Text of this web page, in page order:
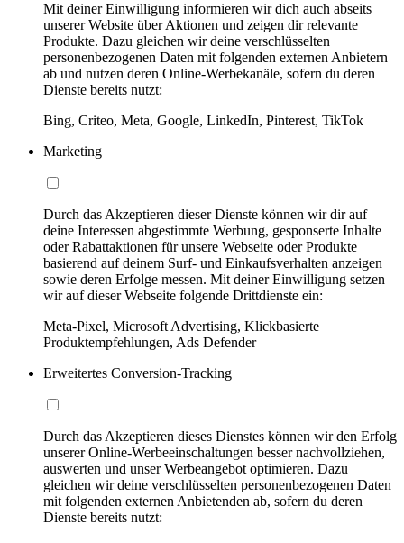
Mit deiner Einwilligung informieren wir dich auch abseits
unserer Website über Aktionen und zeigen dir relevante
Produkte. Dazu gleichen wir deine verschlüsselten
personenbezogenen Daten mit folgenden externen Anbietern
ab und nutzen deren Online-Werbekanäle, sofern du deren
Dienste bereits nutzt:
Bing, Criteo, Meta, Google, LinkedIn, Pinterest, TikTok
Marketing
Durch das Akzeptieren dieser Dienste können wir dir auf
deine Interessen abgestimmte Werbung, gesponserte Inhalte
oder Rabattaktionen für unsere Webseite oder Produkte
basierend auf deinem Surf- und Einkaufsverhalten anzeigen
sowie deren Erfolge messen. Mit deiner Einwilligung setzen
wir auf dieser Webseite folgende Drittdienste ein:
Meta-Pixel, Microsoft Advertising, Klickbasierte
Produktempfehlungen, Ads Defender
Erweitertes Conversion-Tracking
Durch das Akzeptieren dieses Dienstes können wir den Erfolg
unserer Online-Werbeeinschaltungen besser nachvollziehen,
auswerten und unser Werbeangebot optimieren. Dazu
gleichen wir deine verschlüsselten personenbezogenen Daten
mit folgenden externen Anbietenden ab, sofern du deren
Dienste bereits nutzt: